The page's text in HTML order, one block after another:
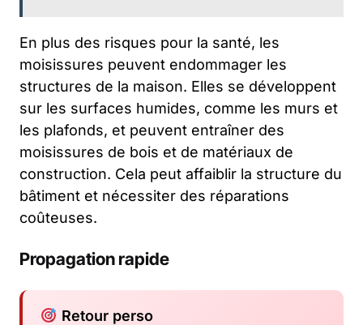
En plus des risques pour la santé, les
moisissures peuvent endommager les
structures de la maison. Elles se développent
sur les surfaces humides, comme les murs et
les plafonds, et peuvent entraîner des
moisissures de bois et de matériaux de
construction. Cela peut affaiblir la structure du
bâtiment et nécessiter des réparations
coûteuses.
Propagation rapide
Retour perso